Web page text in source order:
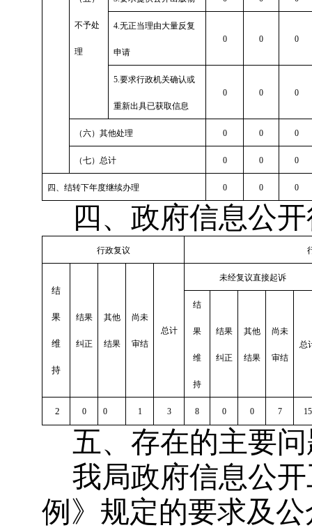
不予处
理
4.无正当理由大量反复
申请
0 0 0
5.要求行政机关确认或
重新出具已获取信息
0 0 0
（六）其他处理 0 0 0
（七）总计 0 0 0
四、结转下年度继续办理 0 0 0
四、政府信息公开
行政复议
结
果
维
持
结果
纠正
其他
结果
尚未
审结
总计
未经复议直接起诉
结
果
维
持
结果
纠正
其他
结果
尚未
审结
总
2 0 0 1 3 8 0 0 7 15
五、存在的主要问
我局政府信息公开
例》规定的要求及